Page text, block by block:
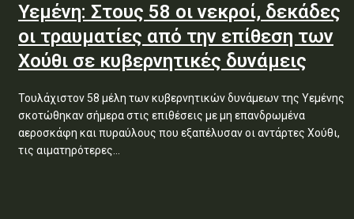
Υεμένη: Στους 58 οι νεκροί, δεκάδες
οι τραυματίες από την επίθεση των
Χούθι σε κυβερνητικές δυνάμεις
Τουλάχιστον 58 μέλη των κυβερνητικών δυνάμεων της Υεμένης
σκοτώθηκαν σήμερα στις επιθέσεις με μη επανδρωμένα
αεροσκάφη και πυραύλους που εξαπέλυσαν οι αντάρτες Χούθι,
τις αιματηρότερες...